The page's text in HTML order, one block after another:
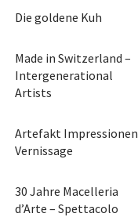
Die goldene Kuh
Made in Switzerland –
Intergenerational
Artists
Artefakt Impressionen
Vernissage
30 Jahre Macelleria
d’Arte – Spettacolo